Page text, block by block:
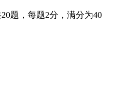
题，每题2分，满分为40